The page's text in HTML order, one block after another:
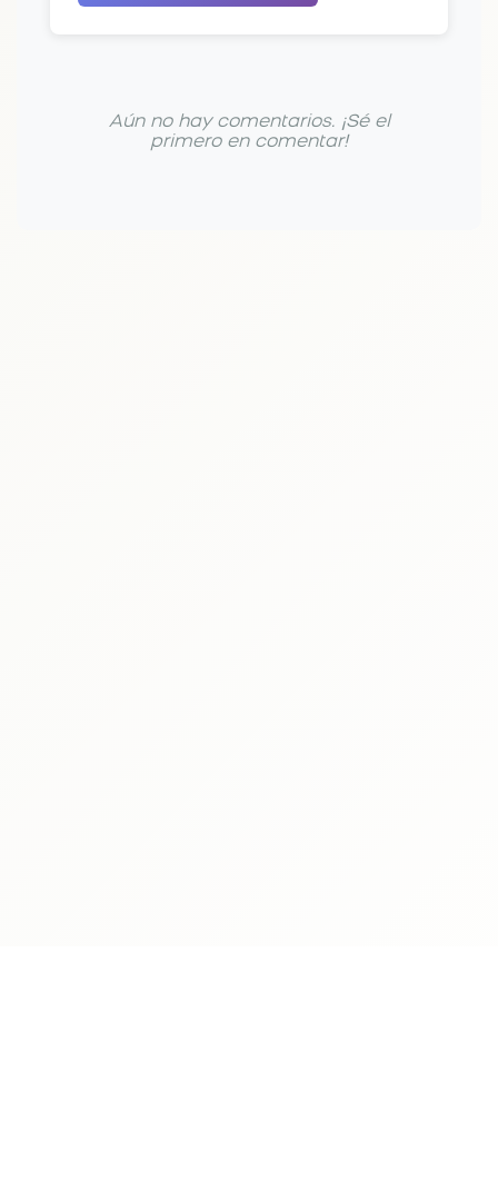
Aún no hay comentarios. ¡Sé el
primero en comentar!